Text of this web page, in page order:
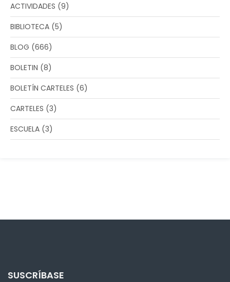
ACTIVIDADES (9)
BIBLIOTECA (5)
BLOG (666)
BOLETIN (8)
BOLETÍN CARTELES (6)
CARTELES (3)
ESCUELA (3)
SUSCRÍBASE